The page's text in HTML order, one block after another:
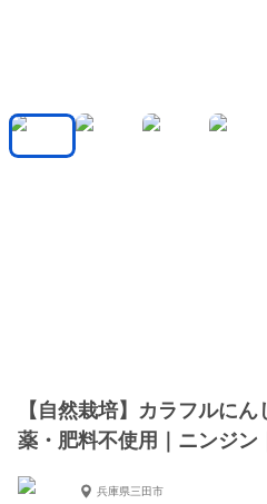
【自然栽培】カラフルに
薬・肥料不使用｜ニンジン
兵庫県三田市